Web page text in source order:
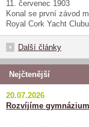
11. červenec 1903
Konal se první závod
Royal Cork Yacht
Další články
Nejčtenější
20.07.2026
Rozvíjíme